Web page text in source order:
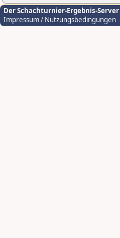
Der Schachturnier-Ergebnis-Server
Impressum / Nutzungsbedingungen